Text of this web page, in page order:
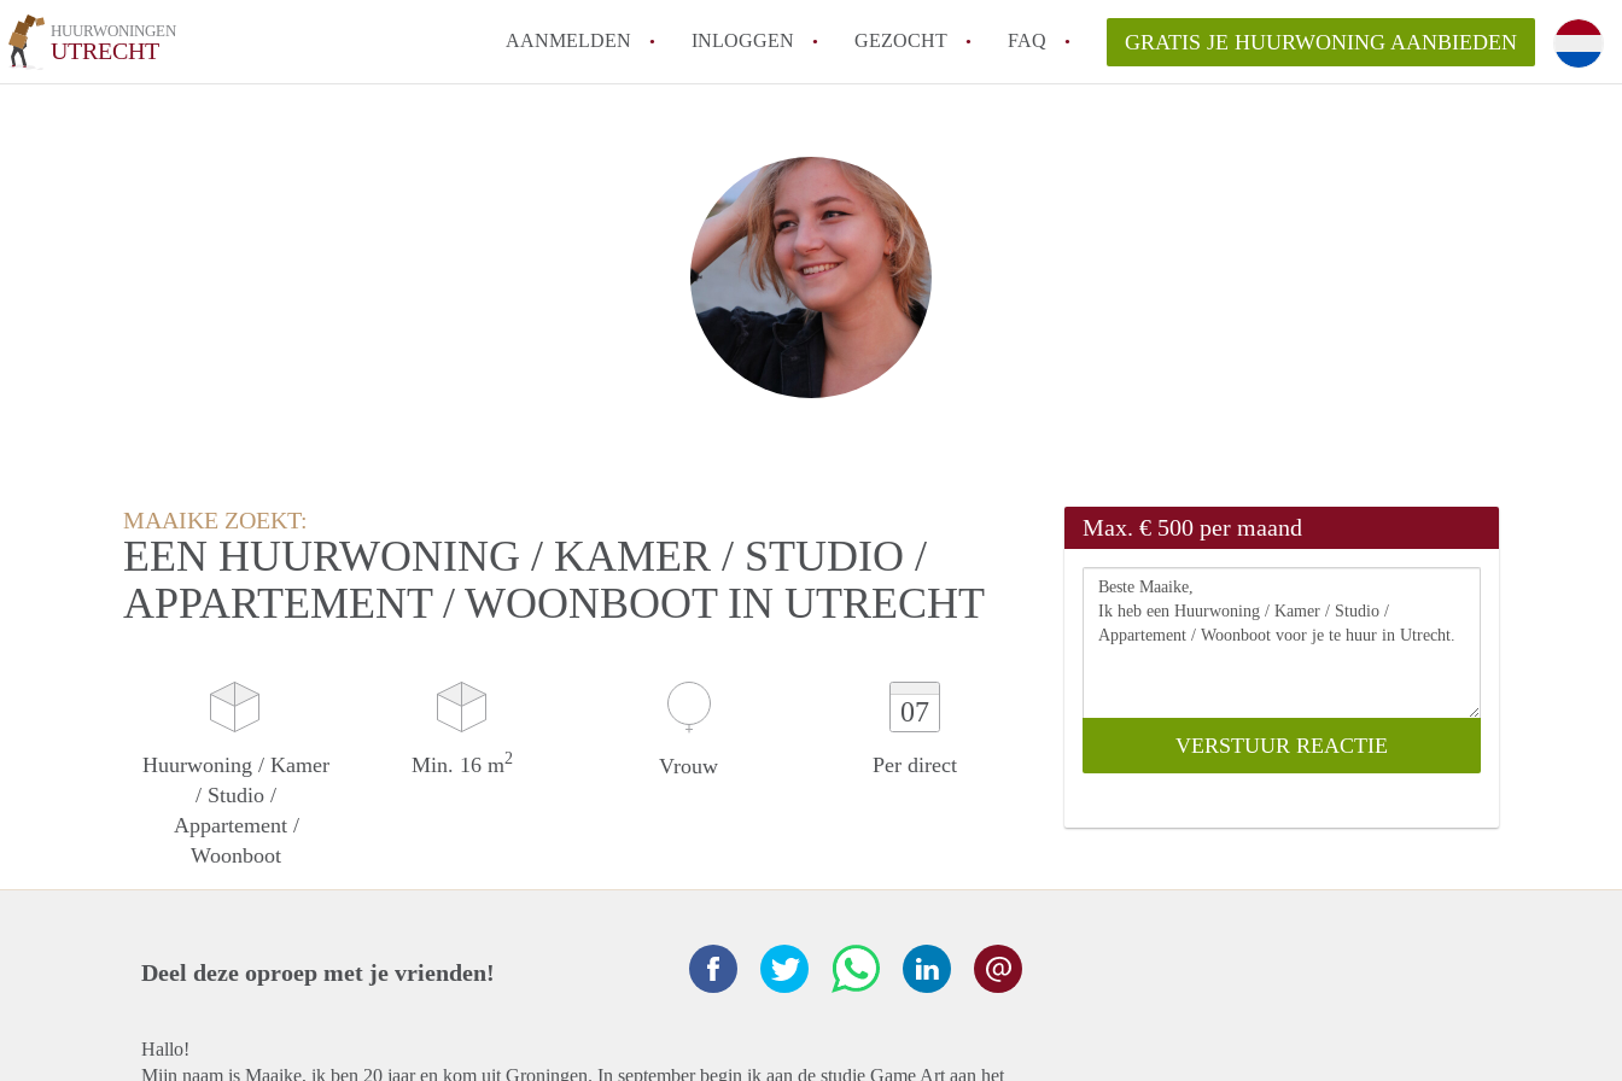
HUURWONINGEN
UTRECHT AANMELDEN INLOGGEN GEZOCHT FAQ
How to translate HuurwoningenUtrecht!
Wat is HuurwoningenUtrecht?
Hoeveel kost het om te reageren op een Huurwoning in Utrecht?
Wat is de privacyverklaring van HuurwoningenUtrecht?
Berekent HuurwoningenUtrecht
makelaarsvergoeding/bemiddelingsvergoeding?
Alle veelgestelde vragen
GRATIS JE HUURWONING AANBIEDEN
MAAIKE ZOEKT:
EEN HUURWONING / KAMER / STUDIO /
APPARTEMENT / WOONBOOT IN UTRECHT
Huurwoning / Kamer
/ Studio /
Appartement /
Woonboot
Min. 16 m2 Vrouw
07
Per direct
Max. € 500 per maand
Deel deze oproep met je vrienden!
Hallo!
Mijn naam is Maaike, ik ben 20 jaar en kom uit Groningen. In september begin ik aan de studie Game Art aan het